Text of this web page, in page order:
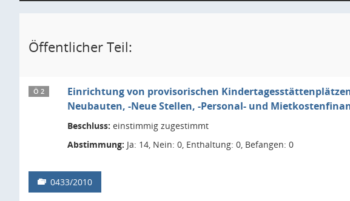
Öffentlicher Teil:
Ö 2
Einrichtung von provisorischen
Neubauten, -Neue Stellen, -Personal- und
Beschluss: einstimmig zugestimmt
Abstimmung: Ja: 14, Nein: 0, Enthaltung: 0, Befangen: 0
0433/2010